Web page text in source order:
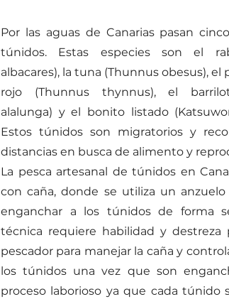
Por las aguas de Canarias pasan
túnidos. Estas especies son el
albacares), la tuna (Thunnus obesus), el
rojo (Thunnus thynnus), el
alalunga) y el bonito listado
Estos túnidos son migratorios y
distancias en busca de alimento y
La pesca artesanal de túnidos en
con caña, donde se utiliza un
enganchar a los túnidos de forma
técnica requiere habilidad y destreza
pescador para manejar la caña y
los túnidos una vez que son
proceso laborioso ya que cada túnido